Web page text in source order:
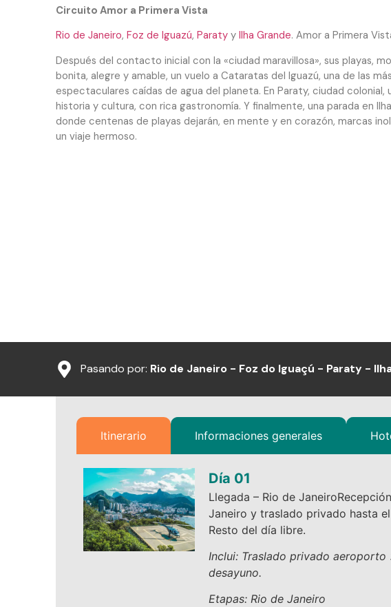
Circuito Amor a Primera Vista
Rio de Janeiro, Foz de Iguazú, Paratyy Ilha Grande. Amor a Primera
Después del contacto inicial con la «ciudad maravillosa», sus playas,
bonita, alegre y amable, un vuelo a Cataratas del Iguazú, una de las más
espectaculares caídas de agua del planeta. En Paraty, ciudad colonial,
historia y cultura, con rica gastronomía. Y finalmente, una parada en
donde centenas de playas dejarán, en mente y en corazón, marcas
un viaje hermoso.
Pasando por: Rio de Janeiro - Foz do Iguaçú - Paraty -
Itinerario Informaciones generales
Día 01
Llegada – Rio de
Janeiro y traslado privado hasta
Resto del día libre.
Inclui: Traslado privado
desayuno.
Etapas: Rio de Janeiro